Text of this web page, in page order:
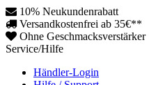
10% Neukundenrabatt
Versandkostenfrei ab 35€**
Ohne Geschmacksverstärker
Service/Hilfe
Händler-Login